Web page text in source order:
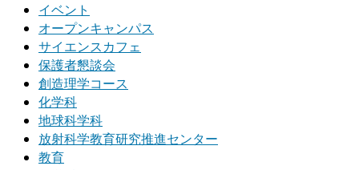
イベント
オープンキャンパス
サイエンスカフェ
保護者懇談会
創造理学コース
化学科
地球科学科
放射科学教育研究推進センター
教育